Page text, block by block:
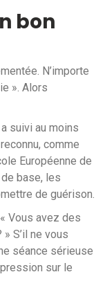
bon
N’importe
». Alors
suivi au moins
comme
Européenne de
base, les
de guérison.
Vous avez des
S’il ne vous
séance sérieuse
sur le